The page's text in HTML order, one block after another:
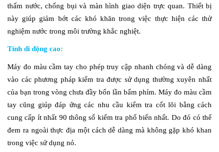
thấm nước, chống bụi và màn hình giao diện trực quan. Thiết bị
này giúp giảm bớt các khó khăn trong việc thực hiện các thử
nghiệm nước trong môi trường khắc nghiệt.
Tính di động cao:
Máy đo màu cầm tay cho phép truy cập nhanh chóng và dễ dàng
vào các phương pháp kiểm tra được sử dụng thường xuyên nhất
của bạn trong vòng chưa đầy bốn lần bấm phím. Máy đo màu cầm
tay cũng giúp đáp ứng các nhu cầu kiểm tra cốt lõi bằng cách
cung cấp ít nhất 90 thông số kiểm tra phổ biến nhất. Do đó có thể
đem ra ngoài thực địa một cách dễ dàng mà không gặp khó khan
trong việc sử dụng nó.